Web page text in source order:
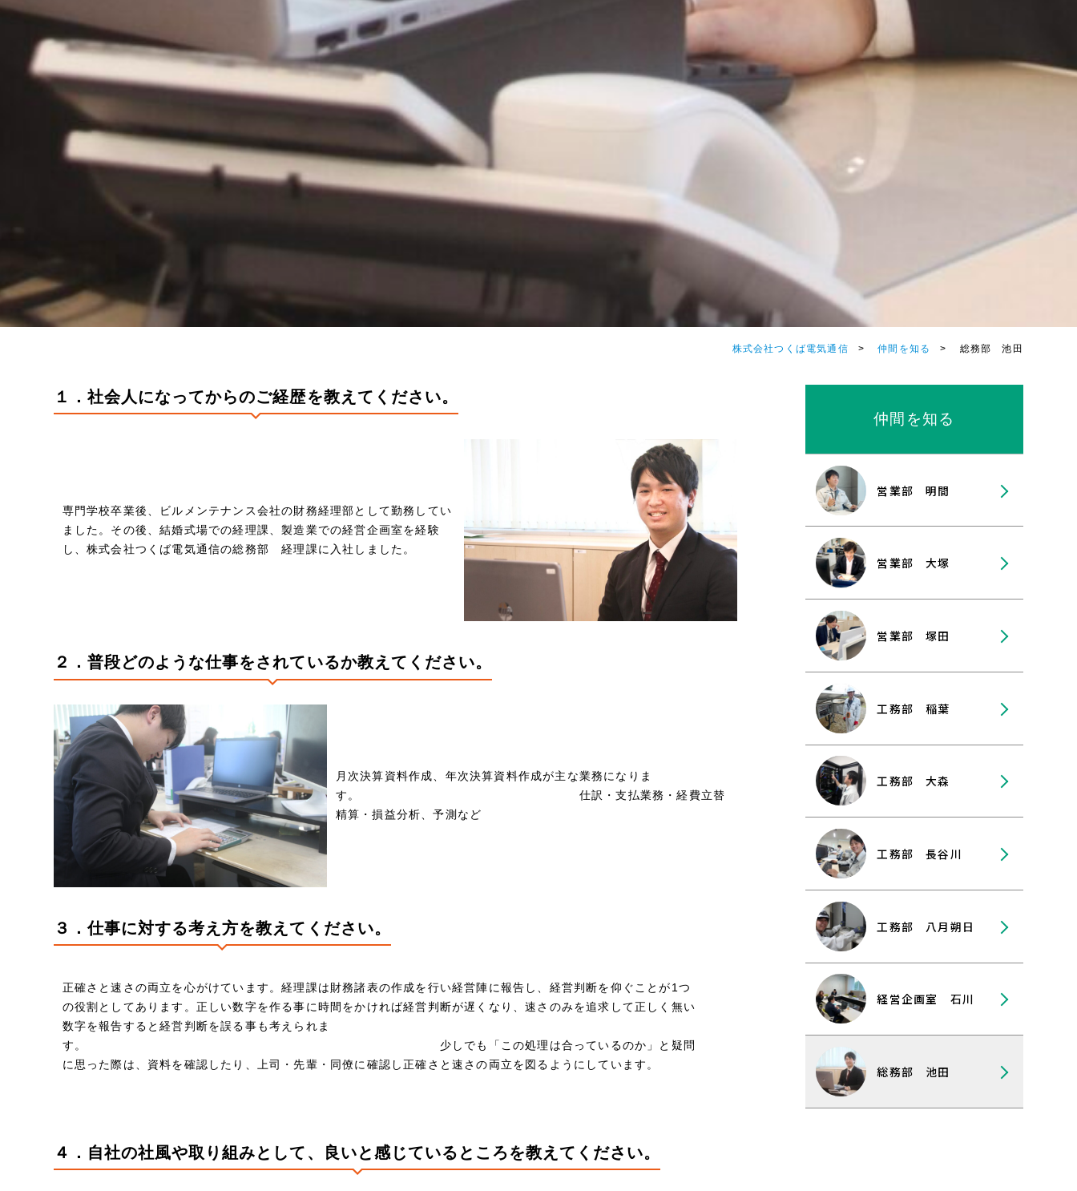
株式会社つくば電気通信 仲間を知る 総務部 池田
１．社会人になってからのご経歴を教えてください。
専門学校卒業後、ビルメンテナンス会社の財務経理部として勤務してい
ました。その後、結婚式場での経理課、製造業での経営企画室を経験
し、株式会社つくば電気通信の総務部 経理課に入社しました。
２．普段どのような仕事をされているか教えてください。
月次決算資料作成、年次決算資料作成が主な業務になりま
す。 仕訳・支払業務・経費立替
精算・損益分析、予測など
３．仕事に対する考え方を教えてください。
正確さと速さの両立を心がけています。経理課は財務諸表の作成を行い経営陣に報告し、経営判断を仰ぐことが1つ
の役割としてあります。正しい数字を作る事に時間をかければ経営判断が遅くなり、速さのみを追求して正しく無い
数字を報告すると経営判断を誤る事も考えられま
す。 少しでも「この処理は合っているのか」と疑問
に思った際は、資料を確認したり、上司・先輩・同僚に確認し正確さと速さの両立を図るようにしています。
４．自社の社風や取り組みとして、良いと感じているところを教えてください。
仲間を知る
営業部 明間
営業部 大塚
営業部 塚田
工務部 稲葉
工務部 大森
工務部 長谷川
工務部 八月朔日
経営企画室 石川
総務部 池田